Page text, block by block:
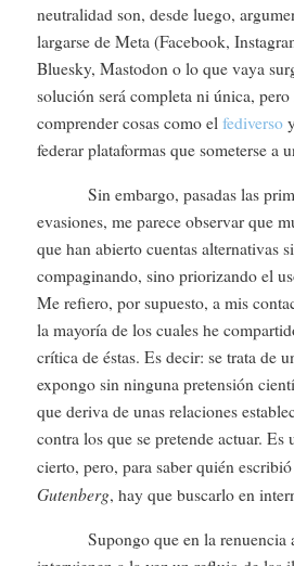
neutralidad son, desde luego,
largarse de Meta (Facebook,
Bluesky, Mastodon o lo que vaya
solución será completa ni única,
comprender cosas como elfediverso
federar plataformas que someterse a
Sin embargo, pasadas las
evasiones, me parece observar que
que han abierto cuentas alternativas
compaginando, sino priorizando el
Me refiero, por supuesto, a mis
la mayoría de los cuales he
crítica de éstas. Es decir: se trata de
expongo sin ninguna pretensión
que deriva de unas relaciones
contra los que se pretende actuar. Es
cierto, pero, para saber quién escribió
Gutenberg, hay que buscarlo en
Supongo que en la renuencia